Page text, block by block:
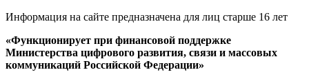
Информация на сайте предназначена для лиц старше 16 лет
«Функционирует при финансовой поддержке
Министерства цифрового развития, связи и массовых
коммуникаций Российской Федерации»